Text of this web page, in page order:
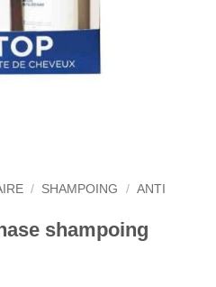
/ SHAMPOING / ANTI
shampoing